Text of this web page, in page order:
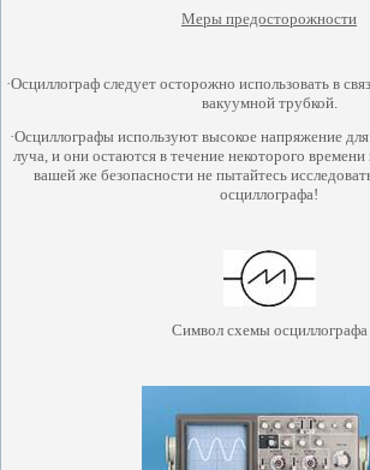
Меры предосторожности
·Осциллограф следует осторожно использовать в
вакуумной трубкой.
·Осциллографы используют высокое напряжение для
луча, и они остаются в течение некоторого
вашей же безопасности не пытайтесь
осциллографа!
Символ схемы осциллографа